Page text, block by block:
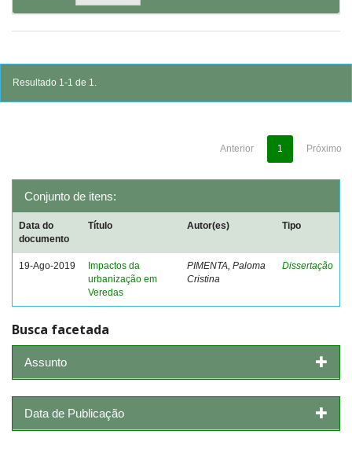
Resultado 1-1 de 1.
Anterior 1 Próximo
Conjunto de itens:
Data do
documento
Título Autor(es) Tipo
19-Ago-2019
Impactos da
urbanização em
Veredas
PIMENTA, Paloma
Cristina
Dissertação
Busca facetada
Assunto
Data de Publicação